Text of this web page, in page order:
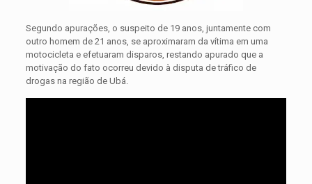
Segundo apurações, o suspeito de 19 anos, juntamente com
outro homem de 21 anos, se aproximaram da vítima em uma
motocicleta e efetuaram disparos, restando apurado que a
motivação do fato ocorreu devido à disputa de tráfico de
drogas na região de Ubá.